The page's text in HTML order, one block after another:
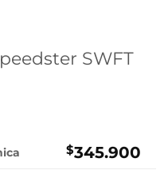
SWFT
$345.900